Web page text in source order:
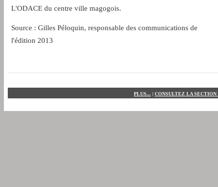
L'ODACE du centre ville magogois.
Source : Gilles Péloquin, responsable des communications de
l'édition 2013
PLUS... | CONSULTEZ LA